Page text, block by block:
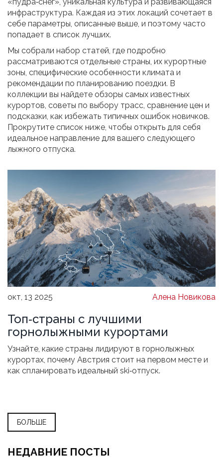
инфраструктура. Каждая из этих локаций сочетает в
себе параметры, описанные выше, и поэтому часто
попадает в список лучших.
Мы собрали набор статей, где подробно
рассматриваются отдельные страны, их курортные
зоны, специфические особенности климата и
рекомендации по планированию поездки. В
коллекции вы найдете обзоры самых известных
курортов, советы по выбору трасс, сравнение цен и
подсказки, как избежать типичных ошибок новичков.
Прокрутите список ниже, чтобы открыть для себя
идеальное направление для вашего следующего
лыжного отпуска.
окт, 13 2025 Алена Новикова
Топ‑страны с лучшими
горнолыжными курортами
Узнайте, какие страны лидируют в горнолыжных
курортах, почему Австрия стоит на первом месте и
как спланировать идеальный ski‑отпуск.
БОЛЬШЕ
НЕДАВНИЕ ПОСТЫ